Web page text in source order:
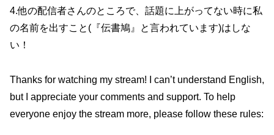
4.他の配信者さんのところで、話題に上がってない時に私
の名前を出すこと(『伝書鳩』と言われています)はしな
い！
Thanks for watching my stream! I can’t understand English,
but I appreciate your comments and support. To help
everyone enjoy the stream more, please follow these rules: